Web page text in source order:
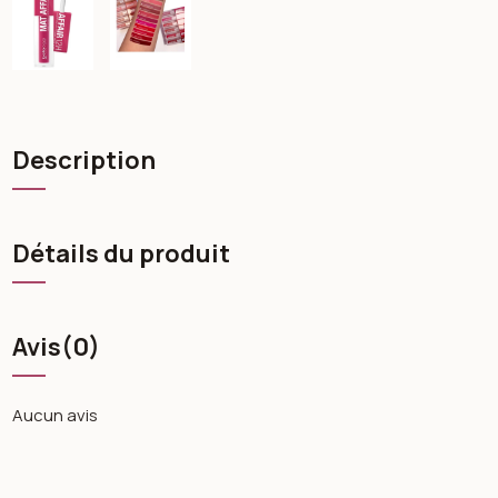
Description
Détails du produit
Avis(0)
Aucun avis